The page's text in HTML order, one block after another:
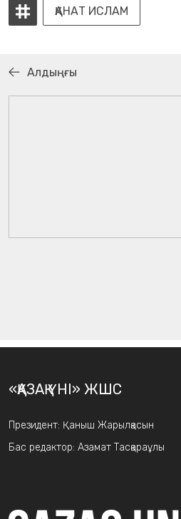
ҚАНАТ ИСЛАМ
Алдыңғы
«ҚАЗАҚ ҮНІ» ЖШС
Президент: Қаныш Жарылқасын
Бас редактор: Азамат Тасқараұлы